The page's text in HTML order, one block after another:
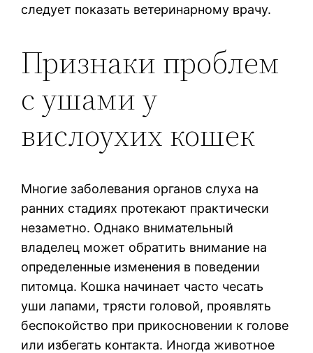
следует показать ветеринарному врачу.
Признаки проблем
с ушами у
вислоухих кошек
Многие заболевания органов слуха на
ранних стадиях протекают практически
незаметно. Однако внимательный
владелец может обратить внимание на
определенные изменения в поведении
питомца. Кошка начинает часто чесать
уши лапами, трясти головой, проявлять
беспокойство при прикосновении к голове
или избегать контакта. Иногда животное